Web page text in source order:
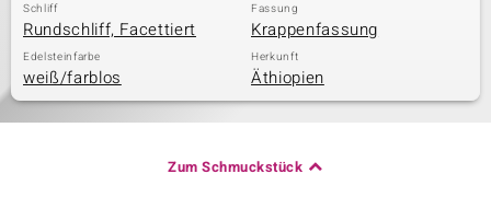
Schliff
Rundschliff, Facettiert
Fassung
Krappenfassung
Edelsteinfarbe
weiß/farblos
Herkunft
Äthiopien
Zum Schmuckstück